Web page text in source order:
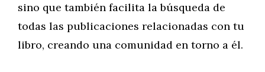
sino que también facilita la búsqueda de
todas las publicaciones relacionadas con tu
libro, creando una comunidad en torno a él.